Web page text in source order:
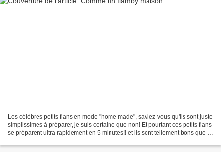
Les célèbres petits flans en mode "home made", saviez-vous qu'ils sont juste
simplissimes à préparer, je suis certaine que non! Et pourtant ces petits flans
se préparent ultra rapidement en 5 minutes!! et ils sont tellement bons que je